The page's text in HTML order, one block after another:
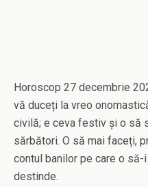
Horoscop 27 decembrie
vă duceți la vreo
civilă; e ceva festiv și o să
sărbători. O să mai faceți,
contul banilor pe care o
destinde.